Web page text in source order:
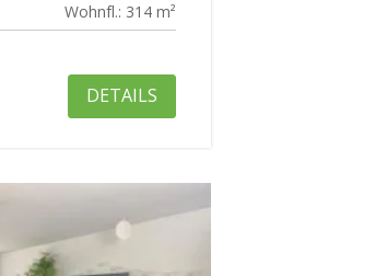
Wohnfl.: 314 m²
DETAILS